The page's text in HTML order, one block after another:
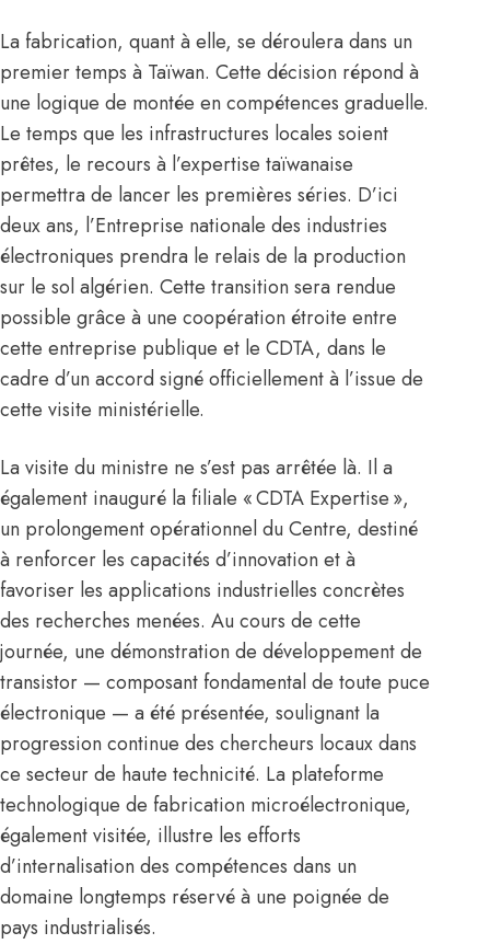
La fabrication, quant à elle, se déroulera dans un
premier temps à Taïwan. Cette décision répond à
une logique de montée en compétences graduelle.
Le temps que les infrastructures locales soient
prêtes, le recours à l’expertise taïwanaise
permettra de lancer les premières séries. D’ici
deux ans, l’Entreprise nationale des industries
électroniques prendra le relais de la production
sur le sol algérien. Cette transition sera rendue
possible grâce à une coopération étroite entre
cette entreprise publique et le CDTA, dans le
cadre d’un accord signé officiellement à l’issue de
cette visite ministérielle.
La visite du ministre ne s’est pas arrêtée là. Il a
également inauguré la filiale « CDTA Expertise »,
un prolongement opérationnel du Centre, destiné
à renforcer les capacités d’innovation et à
favoriser les applications industrielles concrètes
des recherches menées. Au cours de cette
journée, une démonstration de développement de
transistor — composant fondamental de toute puce
électronique — a été présentée, soulignant la
progression continue des chercheurs locaux dans
ce secteur de haute technicité. La plateforme
technologique de fabrication microélectronique,
également visitée, illustre les efforts
d’internalisation des compétences dans un
domaine longtemps réservé à une poignée de
pays industrialisés.